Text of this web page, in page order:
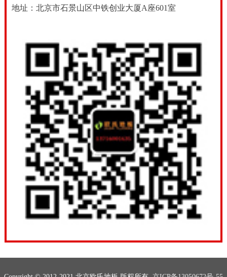
地址：北京市石景山区中铁创业大厦A座601室